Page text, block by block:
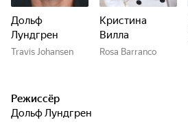
Дольф
Лундгрен
Travis Johansen
Кристина
Вилла
Rosa Barranco
Режиссёр
Дольф Лундгрен